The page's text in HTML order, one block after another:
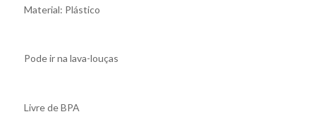
Material: Plástico
Pode ir na lava-louças
Livre de BPA